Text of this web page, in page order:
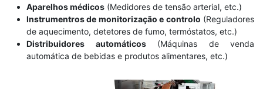
Aparelhos médicos (Medidores de tensão arterial, etc.)
Instrumentros de monitorização e controlo (Reguladores
de aquecimento, detetores de fumo, termóstatos, etc.)
Distribuidores automáticos(Máquinas de venda
automática de bebidas e produtos alimentares, etc.)